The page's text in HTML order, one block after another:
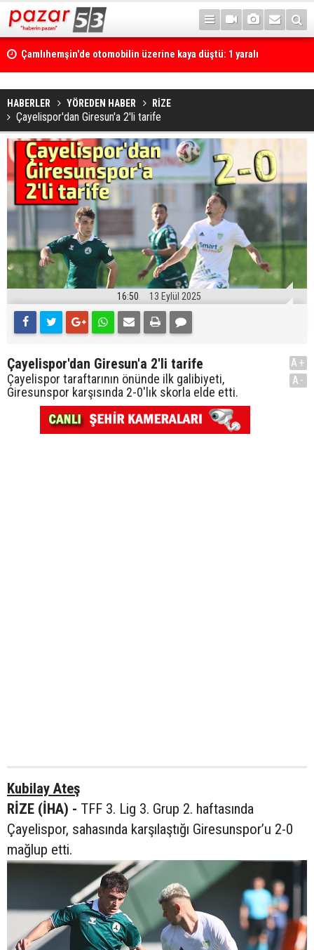
Çamlıhemşin'de otomobilin üzerine kaya düştü: 1 yaralı
HABERLER YÖREDEN HABER RİZE
Çayelispor'dan Giresun'a 2'li tarife
16:50 13 Eylül 2025
Çayelispor'dan Giresun'a 2'li tarife
Çayelispor taraftarının önünde ilk galibiyeti,
Giresunspor karşısında 2-0'lık skorla elde etti.
A+
A-
Kubilay Ateş
RİZE (İHA) - TFF 3. Lig 3. Grup 2. haftasında
Çayelispor, sahasında karşılaştığı Giresunspor’u 2-0
mağlup etti.